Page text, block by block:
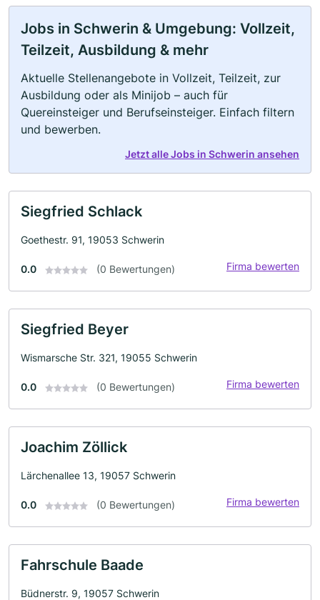
Jobs in Schwerin & Umgebung: Vollzeit,
Teilzeit, Ausbildung & mehr
Aktuelle Stellenangebote in Vollzeit, Teilzeit, zur
Ausbildung oder als Minijob – auch für
Quereinsteiger und Berufseinsteiger. Einfach filtern
und bewerben.
Jetzt alle Jobs in Schwerin ansehen
Siegfried Schlack
Goethestr. 91, 19053 Schwerin
0.0 (0 Bewertungen) Firma bewerten
Siegfried Beyer
Wismarsche Str. 321, 19055 Schwerin
0.0 (0 Bewertungen) Firma bewerten
Joachim Zöllick
Lärchenallee 13, 19057 Schwerin
0.0 (0 Bewertungen) Firma bewerten
Fahrschule Baade
Büdnerstr. 9, 19057 Schwerin